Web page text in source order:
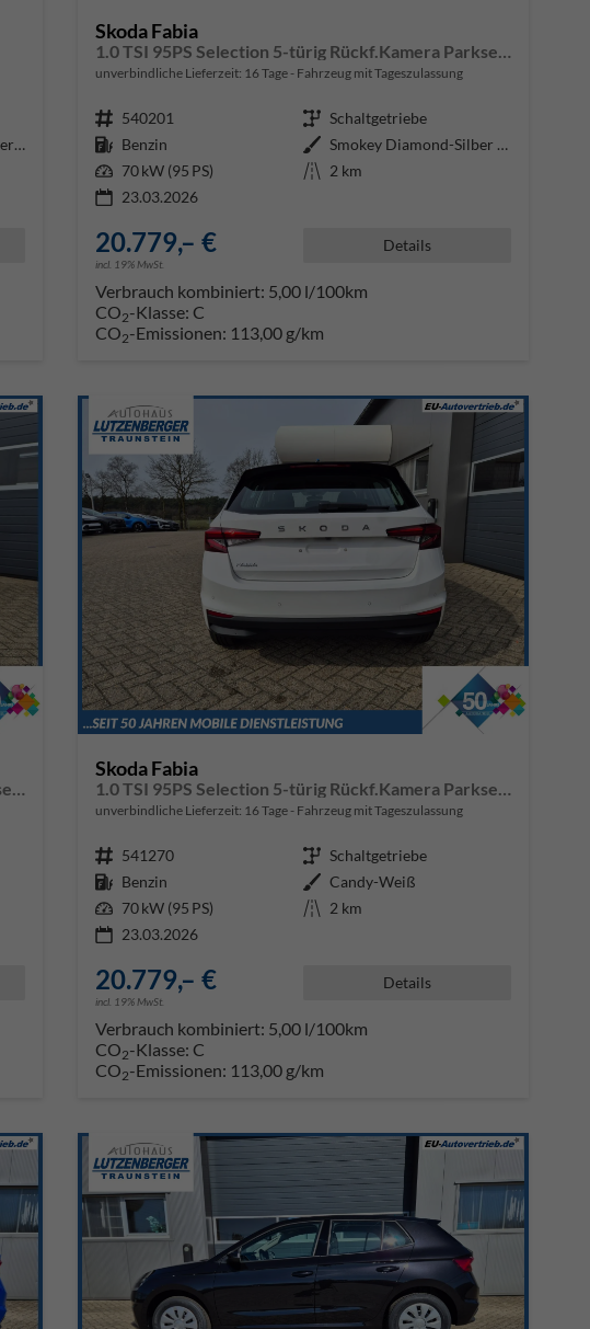
, Smokey Diamond-Silber Metallic
Skoda Fabia
1.0 TSI 95PS Selection 5-türig Rückf.Kamera Parksensoren Sitzheizung Multifunktionslenkrad Klima Skoda-Radio Bluetooth Touchscreen Tempomat Nebelsch. Apple CarPlay + Android Auto
unverbindliche Lieferzeit: 16 Tage Fahrzeug mit Tageszulassung
Fahrzeugnr. 540201 Getriebe Schaltgetriebe
Kraftstoff Benzin Außenfarbe
Smokey Diamond-Silber Metallic
Leistung 70 kW (95 PS) Kilometerstand 2 km
23.03.2026
20.779,– €
incl. 19% MwSt.
Details
Verbrauch kombiniert: 5,00 l/100km
CO2-Klasse: C
CO2-Emissionen: 113,00 g/km
1.0 TSI 95PS Selection 5-türig Rückf.Kamera Parksensoren Sitzheizung Multifunktionslenkrad Klima Skoda-Radio Bluetooth Touchscreen Tempomat Nebelsch. Apple CarPlay + Android Auto
Skoda Fabia
1.0 TSI 95PS Selection 5-türig Rückf.Kamera Parksensoren Sitzheizung Multifunktionslenkrad Klima Skoda-Radio Bluetooth Touchscreen Tempomat Nebelsch. Apple CarPlay + Android Auto
unverbindliche Lieferzeit: 16 Tage Fahrzeug mit Tageszulassung
Fahrzeugnr. 541270 Getriebe Schaltgetriebe
Kraftstoff Benzin Außenfarbe Candy-Weiß
Leistung 70 kW (95 PS) Kilometerstand 2 km
23.03.2026
20.779,– €
incl. 19% MwSt.
Details
Verbrauch kombiniert: 5,00 l/100km
CO2-Klasse: C
CO2-Emissionen: 113,00 g/km